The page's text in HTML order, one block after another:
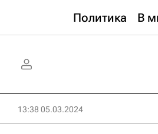
Политика В
13:38 05.03.2024